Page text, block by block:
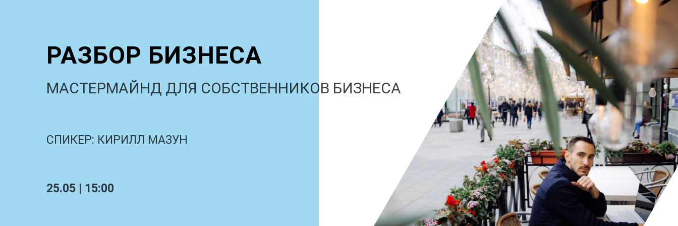
РАЗБОР БИЗНЕСА
МАСТЕРМАЙНД ДЛЯ СОБСТВЕННИКОВ БИЗНЕСА
СПИКЕР: КИРИЛЛ МАЗУН
25.05 | 15:00